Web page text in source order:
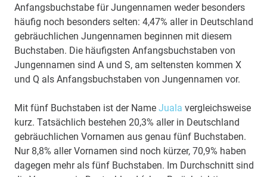
Anfangsbuchstabe für Jungennamen weder besonders
häufig noch besonders selten: 4,47% aller in Deutschland
gebräuchlichen Jungennamen beginnen mit diesem
Buchstaben. Die häufigsten Anfangsbuchstaben von
Jungennamen sind A und S, am seltensten kommen X
und Q als Anfangsbuchstaben von Jungennamen vor.
Mit fünf Buchstaben ist der Name Juala vergleichsweise
kurz. Tatsächlich bestehen 20,3% aller in Deutschland
gebräuchlichen Vornamen aus genau fünf Buchstaben.
Nur 8,8% aller Vornamen sind noch kürzer, 70,9% haben
dagegen mehr als fünf Buchstaben. Im Durchschnitt sind